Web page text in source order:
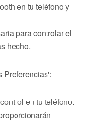
en tu teléfono y
para controlar el
hecho.
Preferencias':
en tu teléfono.